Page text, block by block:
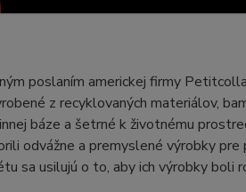
poslaním americkej firmy
z recyklovaných materiálov,
báze a šetrné k životnému
odvážne a premyslené výrobky pre
sa usilujú o to, aby ich výrobky boli